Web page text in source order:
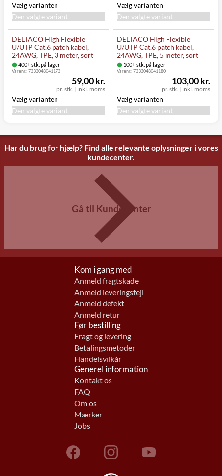
Vælg varianten
Den valgte variant
Vælg varianten
Den valgte variant
DELTACO High Flexible
U/UTP Cat.6 patch kabel,
24AWG, TPE, 3 meter, sort
400+ stk. på lager
Varenr.:7333048041173
pr. stk. | inkl. moms
59,00 kr.
Vælg varianten
Den valgte variant
DELTACO High Flexible
U/UTP Cat.6 patch kabel,
24AWG, TPE, 5 meter, sort
100+ stk. på lager
Varenr.:7333048041180
pr. stk. | inkl. moms
103,00 kr.
Vælg varianten
Den valgte variant
Har du brug for hjælp? Find alle relevante oplysninger i vores
kundecenter.
Gå til Kundecenter
Kom i gang med
Anmeld fragtskade
Anmeld leveringsfejl
Anmeld defekt
Anmeld retur
Før bestilling
Fragt og levering
Betalingsmetoder
Handelsvilkår
Generel information
Kontakt os
FAQ
Om os
Mærker
Jobs